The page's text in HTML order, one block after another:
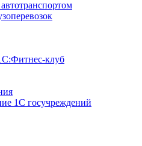
клуб
1С госучреждений